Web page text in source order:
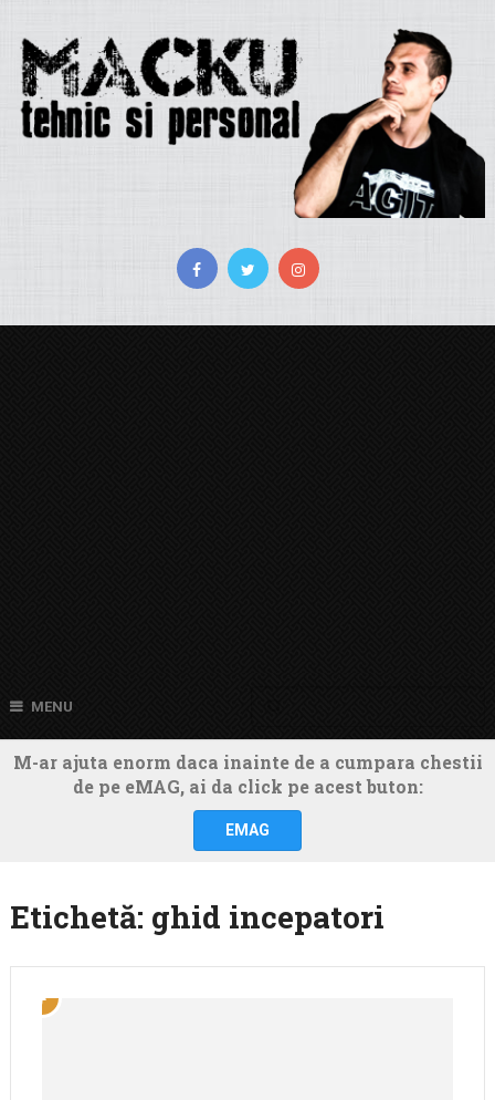
MENU
M-ar ajuta enorm daca inainte de a cumpara chestii
de pe eMAG, ai da click pe acest buton:
EMAG
Etichetă: ghid incepatori